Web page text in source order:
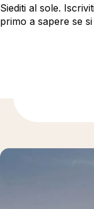
Siediti al sole.
primo a sapere se